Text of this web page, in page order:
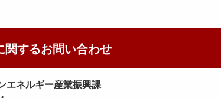
関するお問い合わせ
エネルギー産業振興課